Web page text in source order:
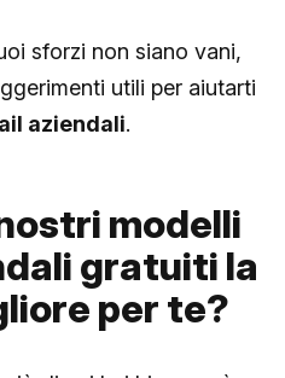
sforzi non siano vani,
utili per aiutarti
aziendali.
modelli
gratuiti la
per te?